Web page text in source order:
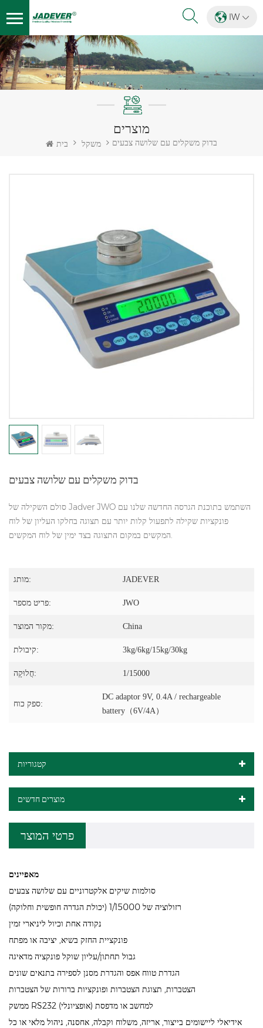
IW
מוצרים
בית משקל בדוק משקלים עם שלושה צבעים
בדוק משקלים עם שלושה צבעים
סולם השקילה של Jadver JWO השתמש בתוכנת הגרסה החדשה שלנו עם
פונקציות שקילה לתפעול קלות יותר עם תצוגה בחלקו העליון של לוח
המקשים במקום התצוגה בצד ימין של לוח המקשים.
מותג: JADEVER
פריט מספר: JWO
מקור המוצר: China
קיבולת: 3kg/6kg/15kg/30kg
חֲלוּקָה: 1/15000
ספק כוח:
DC adaptor 9V, 0.4A / rechargeable
battery（6V/4A）
קטגוריות
מוצרים חדשים
פרטי המוצר
מאפיינים
סולמות שיקים אלקטרוניים עם שלושה צבעים
רזולוציה של 1/15000 (יכולת הגדרה חופשית וחלוקה)
נקודה אחת וכיול ליניארי זמין
פונקציית החזק בשיא, יציבה או מפתח
גבול תחתון/עליון שוקל פונקציה מדאיגה
הגדרת טווח אפס והגדרת מסנן לספירה בתנאים שונים
הצטברות, תצוגת הצטברות ופונקציות ברורות של הצטברות
ממשק RS232 (אופציונלי) למחשב או מדפסת
אידיאלי ליישומים בייצור, אריזה, משלוח וקבלה, אחסנה, ניהול מלאי או כל